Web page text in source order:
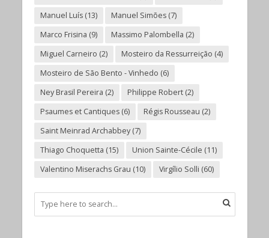
Manuel Luís(13) Manuel Simões(7)
Marco Frisina (9) Massimo Palombella (2)
Miguel Carneiro (2) Mosteiro da Ressurreição (4)
Mosteiro de São Bento - Vinhedo (6)
Ney Brasil Pereira (2) Philippe Robert(2)
Psaumes et Cantiques(6) Régis Rousseau (2)
Saint Meinrad Archabbey(7)
Thiago Choquetta (15) Union Sainte-Cécile (11)
Valentino Miserachs Grau (10) Virgílio Solli (60)